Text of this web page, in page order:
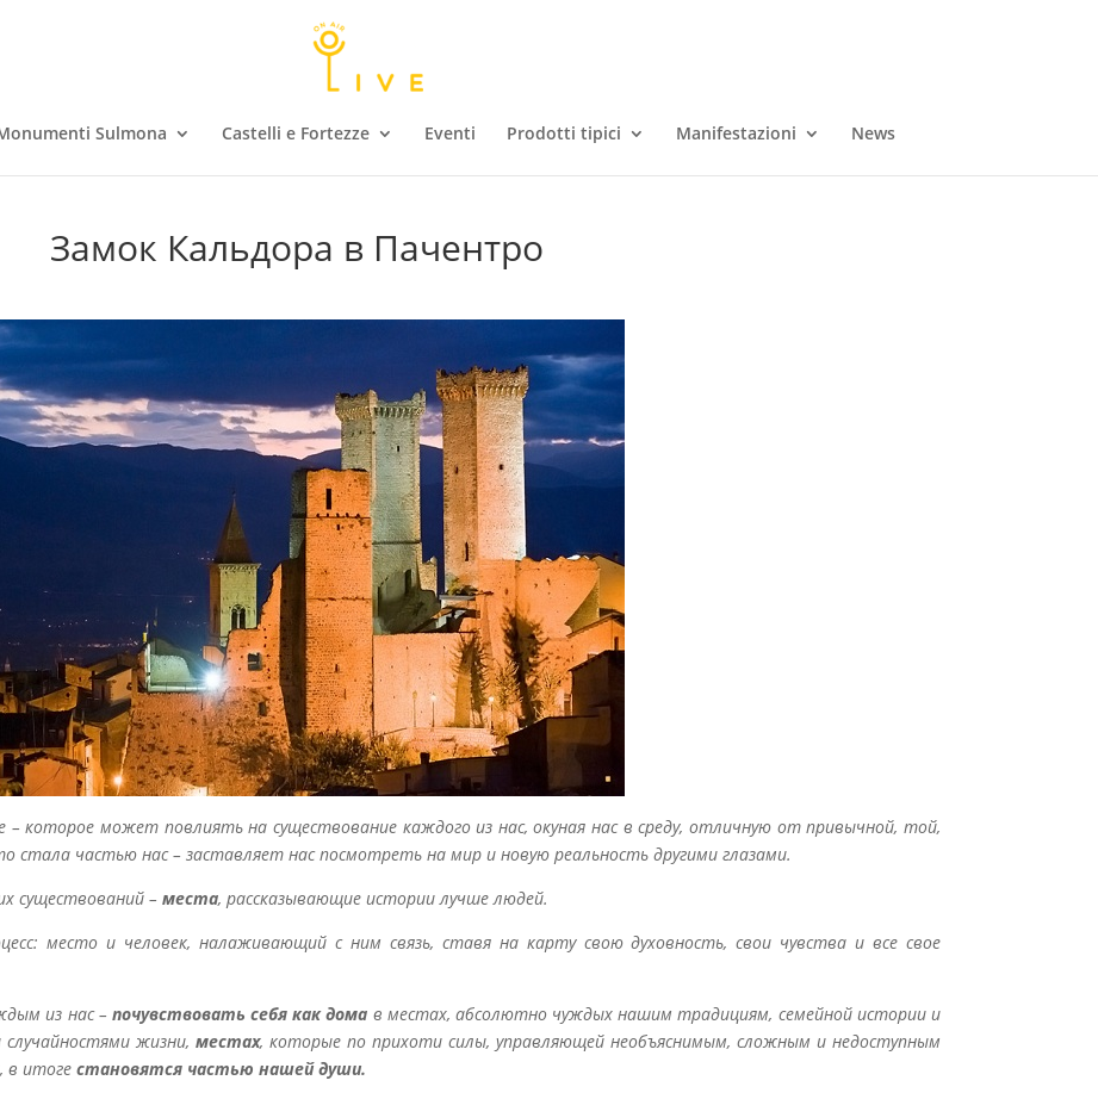
Sulmona Castelli e Fortezze Eventi Prodotti tipici Manifestazioni News
Замок Кальдора в Пачентро
– которое может повлиять на существование каждого из нас, окуная нас в среду, отличную от привычной, той,
стала частью нас – заставляет нас посмотреть на мир и новую реальность другими глазами.
существований – места, рассказывающие истории лучше людей.
место и человек, налаживающий с ним связь, ставя на карту свою духовность, свои чувства и все свое
из нас – почувствовать себя как дома в местах, абсолютно чуждых нашим традициям, семейной истории и
жизни, местах, которые по прихоти силы, управляющей необъяснимым, сложным и недоступным
в итоге становятся частью нашей души.